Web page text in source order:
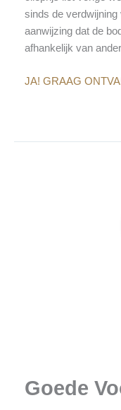
sinds de verdwijning
aanwijzing dat de
afhankelijk van
JA! GRAAG
Goede